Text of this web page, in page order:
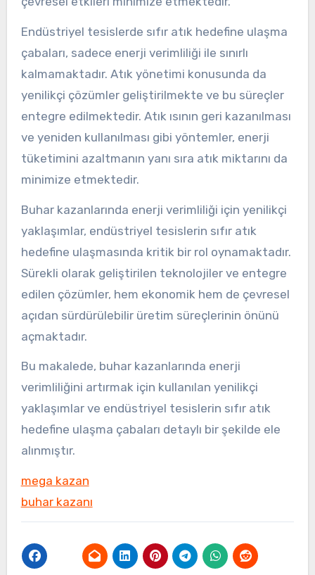
Endüstriyel tesislerde sıfır atık hedefine ulaşma
çabaları, sadece enerji verimliliği ile sınırlı
kalmamaktadır. Atık yönetimi konusunda da
yenilikçi çözümler geliştirilmekte ve bu süreçler
entegre edilmektedir. Atık ısının geri kazanılması
ve yeniden kullanılması gibi yöntemler, enerji
tüketimini azaltmanın yanı sıra atık miktarını da
minimize etmektedir.
Buhar kazanlarında enerji verimliliği için yenilikçi
yaklaşımlar, endüstriyel tesislerin sıfır atık
hedefine ulaşmasında kritik bir rol oynamaktadır.
Sürekli olarak geliştirilen teknolojiler ve entegre
edilen çözümler, hem ekonomik hem de çevresel
açıdan sürdürülebilir üretim süreçlerinin önünü
açmaktadır.
Bu makalede, buhar kazanlarında enerji
verimliliğini artırmak için kullanılan yenilikçi
yaklaşımlar ve endüstriyel tesislerin sıfır atık
hedefine ulaşma çabaları detaylı bir şekilde ele
alınmıştır.
mega kazan
buhar kazanı